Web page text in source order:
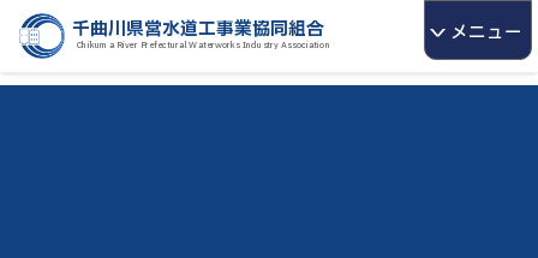
千曲川県営水道工事業協同組合
Chikuma River Prefectural Waterworks Industry Association
>メニュー